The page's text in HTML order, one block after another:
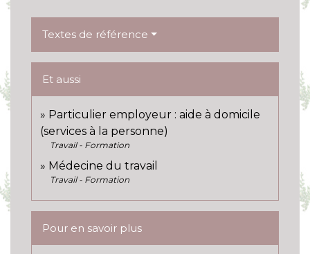
Textes de référence
Et aussi
Particulier employeur : aide à domicile
(services à la personne)
Travail - Formation
Médecine du travail
Travail - Formation
Pour en savoir plus